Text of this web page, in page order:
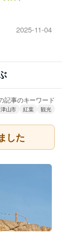
2025-11-04
記事のキーワード
津山市 紅葉 観光
した